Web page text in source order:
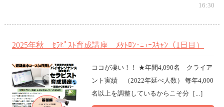
16:30
2025年秋 ｾﾗﾋﾟｽﾄ育成講座 ﾒﾀﾄﾛﾝ･ﾆｭｰｽｷｬﾝ（1日目）
ココが凄い！！ ★年間4,090名 クライア
ント実績 （2022年延べ人数） 毎年4,000
名以上を調整しているからこそ分［...］